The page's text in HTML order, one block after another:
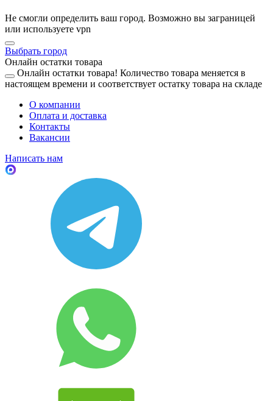
Не смогли определить ваш город. Возможно вы заграницей
или используете vpn
Выбрать город
Онлайн остатки товара
Онлайн остатки товара! Количество товара меняется в
настоящем времени и соответствует остатку товара на складе
О компании
Оплата и доставка
Контакты
Вакансии
Написать нам